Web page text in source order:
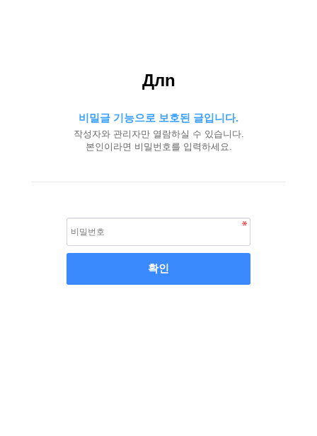
Длn
비밀글 기능으로 보호된 글입니다.
작성자와 관리자만 열람하실 수 있습니다.
본인이라면 비밀번호를 입력하세요.